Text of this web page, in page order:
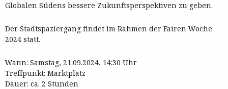
Globalen Südens bessere Zukunftsperspektiven zu geben.
Der Stadtspaziergang findet im Rahmen der Fairen Woche
2024 statt.
Wann: Samstag, 21.09.2024, 14:30 Uhr
Treffpunkt: Marktplatz
Dauer: ca. 2 Stunden